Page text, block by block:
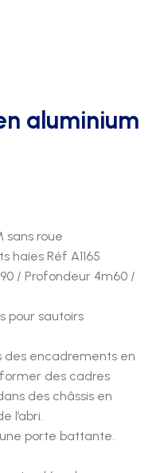
aluminium
sans roue
haies Réf A1165
/ Profondeur 4m60 /
pour sautoirs
des encadrements en
des cadres
des châssis en
l’abri.
porte battante.